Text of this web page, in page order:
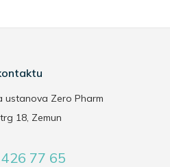
ustanova Zero Pharm
18, Zemun
77 65